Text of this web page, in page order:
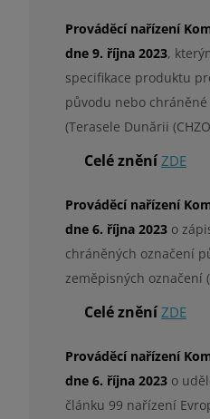
Prováděcí nařízení
dne 9. října 2023,
specifikace produktu
původu nebo
(Terasele Dunării
Celé zněníZDE
Prováděcí nařízení
dne 6. října 2023 o
chráněných označení
zeměpisných označení
Celé zněníZDE
Prováděcí nařízení
dne 6. října 2023 o
článku 99 nařízení